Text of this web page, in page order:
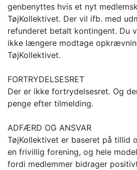
genbenyttes hvis et nyt
TøjKollektivet. Der vil ifb. med
refunderet betalt kontingent. Du
ikke længere modtage
TøjKollektivet.
FORTRYDELSESRET
Der er ikke fortrydelsesret. Og
penge efter tilmelding.
ADFÆRD OG ANSVAR
TøjKollektivet er baseret på tillid
en frivillig forening, og hele
fordi medlemmer bidrager